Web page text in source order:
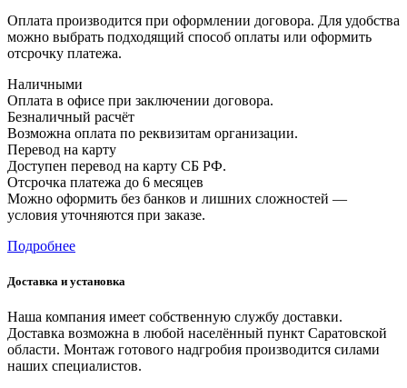
Оплата производится при оформлении договора. Для удобства
можно выбрать подходящий способ оплаты или оформить
отсрочку платежа.
Наличными
Оплата в офисе при заключении договора.
Безналичный расчёт
Возможна оплата по реквизитам организации.
Перевод на карту
Доступен перевод на карту СБ РФ.
Отсрочка платежа до 6 месяцев
Можно оформить без банков и лишних сложностей —
условия уточняются при заказе.
Подробнее
Доставка и установка
Наша компания имеет собственную службу доставки.
Доставка возможна в любой населённый пункт Саратовской
области. Монтаж готового надгробия производится силами
наших специалистов.